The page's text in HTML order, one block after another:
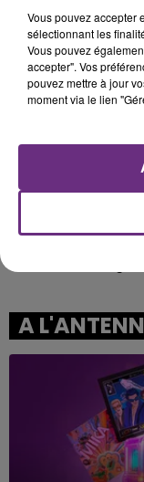
13h38
13h38
AEROSMITH
A
Vous pouvez accepter
sélectionnant les
Vous pouvez
accepter". Vos
pouvez mettre à jour
moment via le lien